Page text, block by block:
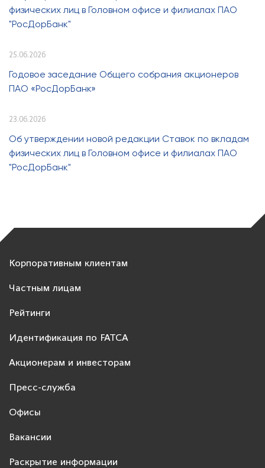
физических лиц в Головном офисе и филиалах ПАО
"РосДорБанк"
25.06.2026
Годовое заседание Общего собрания акционеров
ПАО «РосДорБанк»
23.06.2026
Об утверждении новой редакции Ставок по вкладам
физических лиц в Головном офисе и филиалах ПАО
"РосДорБанк"
Корпоративным клиентам
Частным лицам
Рейтинги
Идентификация по FATCA
Акционерам и инвесторам
Пресс-служба
Офисы
Вакансии
Раскрытие информации